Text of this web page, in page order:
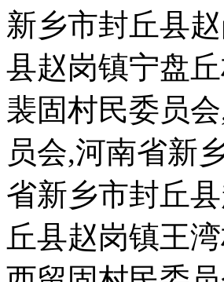
新乡市封丘县
县赵岗镇宁盘
裴固村民委员
员会,河南省新
省新乡市封丘
丘县赵岗镇王